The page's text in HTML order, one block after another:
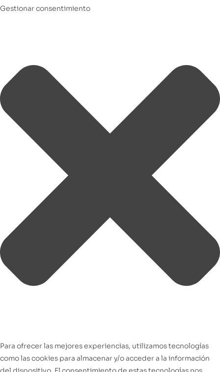
Gestionar consentimiento
Para ofrecer las mejores experiencias, utilizamos tecnologías
como las cookies para almacenar y/o acceder a la información